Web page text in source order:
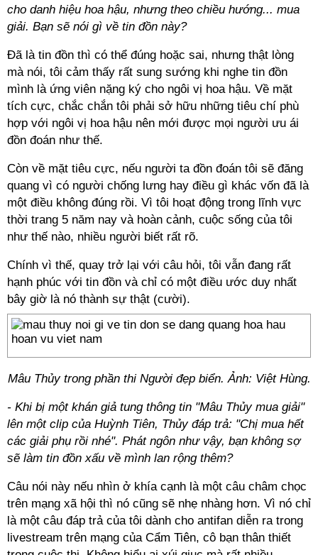
cho danh hiệu hoa hậu, nhưng theo chiều hướng... mua
giải. Bạn sẽ nói gì về tin đồn này?
Đã là tin đồn thì có thể đúng hoặc sai, nhưng thật lòng
mà nói, tôi cảm thấy rất sung sướng khi nghe tin đồn
mình là ứng viên nặng ký cho ngôi vị hoa hậu. Về mặt
tích cực, chắc chắn tôi phải sở hữu những tiêu chí phù
hợp với ngôi vị hoa hậu nên mới được mọi người ưu ái
đồn đoán như thế.
Còn về mặt tiêu cực, nếu người ta đồn đoán tôi sẽ đăng
quang vì có người chống lưng hay điều gì khác vốn đã là
một điều không đúng rồi. Vì tôi hoạt động trong lĩnh vực
thời trang 5 năm nay và hoàn cảnh, cuộc sống của tôi
như thế nào, nhiều người biết rất rõ.
Chính vì thế, quay trở lại với câu hỏi, tôi vẫn đang rất
hạnh phúc với tin đồn và chỉ có một điều ước duy nhất
bây giờ là nó thành sự thật (cười).
Mâu Thủy trong phần thi Người đẹp biển. Ảnh: Việt Hùng.
- Khi bị một khán giả tung thông tin "Mâu Thủy mua giải"
lên một clip của Huỳnh Tiên, Thủy đáp trả: "Chị mua hết
các giải phụ rồi nhé". Phát ngôn như vậy, bạn không sợ
sẽ làm tin đồn xấu về mình lan rộng thêm?
Câu nói này nếu nhìn ở khía cạnh là một câu châm chọc
trên mạng xã hội thì nó cũng sẽ nhẹ nhàng hơn. Vì nó chỉ
là một câu đáp trả của tôi dành cho antifan diễn ra trong
livestream trên mạng của Cẩm Tiên, cô bạn thân thiết